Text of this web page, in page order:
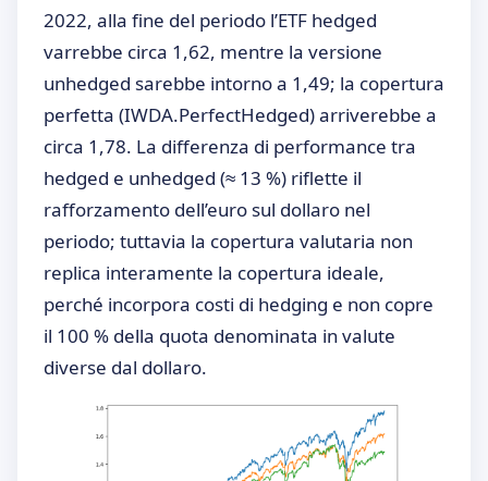
2022, alla fine del periodo l’ETF hedged
varrebbe circa 1,62, mentre la versione
unhedged sarebbe intorno a 1,49; la copertura
perfetta (IWDA.PerfectHedged) arriverebbe a
circa 1,78. La differenza di performance tra
hedged e unhedged (≈ 13 %) riflette il
rafforzamento dell’euro sul dollaro nel
periodo; tuttavia la copertura valutaria non
replica interamente la copertura ideale,
perché incorpora costi di hedging e non copre
il 100 % della quota denominata in valute
diverse dal dollaro.